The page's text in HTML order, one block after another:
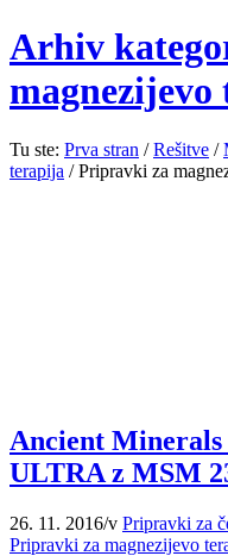
Arhiv
Tu ste: Prva stran / Rešitve /
terapija / Pripravki za
Ancient Minerals
ULTRA z MSM
26. 11. 2016/v Pripravki za
Pripravki za magnezijevo